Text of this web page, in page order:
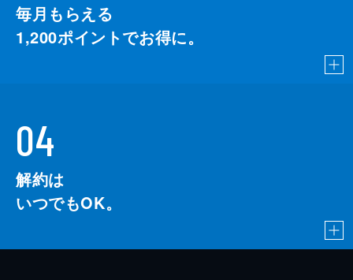
毎月もらえる
1,200ポイントでお得に。
04
解約は
いつでもOK。